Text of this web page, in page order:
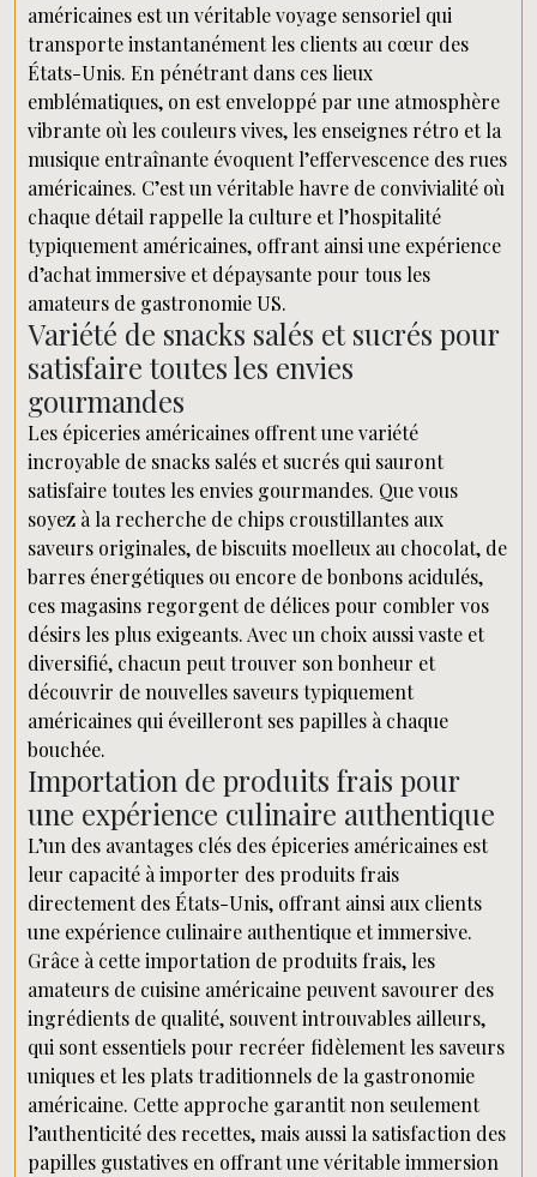
américaines est un véritable voyage sensoriel qui
transporte instantanément les clients au cœur des
États-Unis. En pénétrant dans ces lieux
emblématiques, on est enveloppé par une atmosphère
vibrante où les couleurs vives, les enseignes rétro et la
musique entraînante évoquent l’effervescence des rues
américaines. C’est un véritable havre de convivialité où
chaque détail rappelle la culture et l’hospitalité
typiquement américaines, offrant ainsi une expérience
d’achat immersive et dépaysante pour tous les
amateurs de gastronomie US.
Variété de snacks salés et sucrés pour
satisfaire toutes les envies
gourmandes
Les épiceries américaines offrent une variété
incroyable de snacks salés et sucrés qui sauront
satisfaire toutes les envies gourmandes. Que vous
soyez à la recherche de chips croustillantes aux
saveurs originales, de biscuits moelleux au chocolat, de
barres énergétiques ou encore de bonbons acidulés,
ces magasins regorgent de délices pour combler vos
désirs les plus exigeants. Avec un choix aussi vaste et
diversifié, chacun peut trouver son bonheur et
découvrir de nouvelles saveurs typiquement
américaines qui éveilleront ses papilles à chaque
bouchée.
Importation de produits frais pour
une expérience culinaire authentique
L’un des avantages clés des épiceries américaines est
leur capacité à importer des produits frais
directement des États-Unis, offrant ainsi aux clients
une expérience culinaire authentique et immersive.
Grâce à cette importation de produits frais, les
amateurs de cuisine américaine peuvent savourer des
ingrédients de qualité, souvent introuvables ailleurs,
qui sont essentiels pour recréer fidèlement les saveurs
uniques et les plats traditionnels de la gastronomie
américaine. Cette approche garantit non seulement
l’authenticité des recettes, mais aussi la satisfaction des
papilles gustatives en offrant une véritable immersion